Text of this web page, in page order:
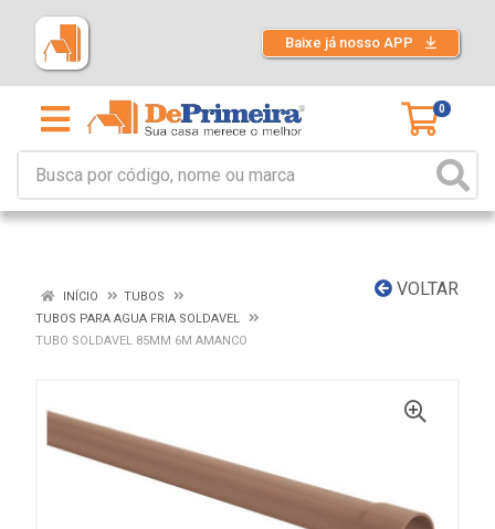
Baixe já nosso APP
0
VOLTAR
INÍCIO
TUBOS
TUBOS PARA AGUA FRIA SOLDAVEL
TUBO SOLDAVEL 85MM 6M AMANCO